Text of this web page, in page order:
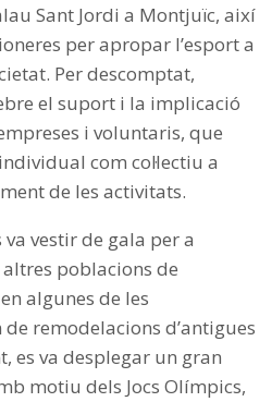
Sant Jordi a Montjuïc, així
per apropar l’esport a
Per descomptat,
el suport i la implicació
i voluntaris, que
com col·lectiu a
de les activitats.
vestir de gala per a
altres poblacions de
algunes de les
remodelacions d’antigues
es va desplegar un gran
motiu dels Jocs Olímpics,